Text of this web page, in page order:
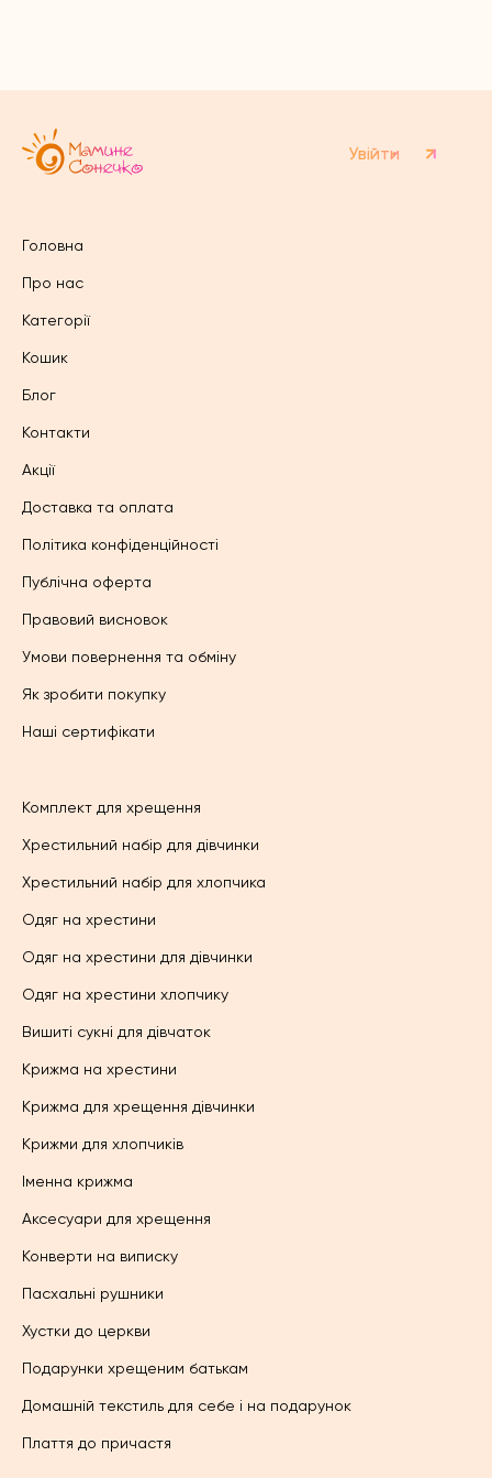
товару
Увійти
Головна
Про нас
Категорії
Кошик
Блог
Контакти
Акції
Доставка та оплата
Політика конфіденційності
Публічна оферта
Правовий висновок
Умови повернення та обміну
Як зробити покупку
Наші сертифікати
Комплект для хрещення
Хрестильний набір для дівчинки
Хрестильний набір для хлопчика
Одяг на хрестини
Одяг на хрестини для дівчинки
Одяг на хрестини хлопчику
Вишиті сукні для дівчаток
Крижма на хрестини
Крижма для хрещення дівчинки
Крижми для хлопчиків
Іменна крижма
Аксесуари для хрещення
Конверти на виписку
Пасхальні рушники
Хустки до церкви
Подарунки хрещеним батькам
Домашній текстиль для себе і на подарунок
Плаття до причастя